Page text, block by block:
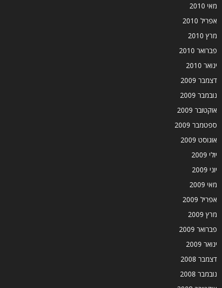
מאי 2010
אפריל 2010
מרץ 2010
פברואר 2010
ינואר 2010
דצמבר 2009
נובמבר 2009
אוקטובר 2009
ספטמבר 2009
אוגוסט 2009
יולי 2009
יוני 2009
מאי 2009
אפריל 2009
מרץ 2009
פברואר 2009
ינואר 2009
דצמבר 2008
נובמבר 2008